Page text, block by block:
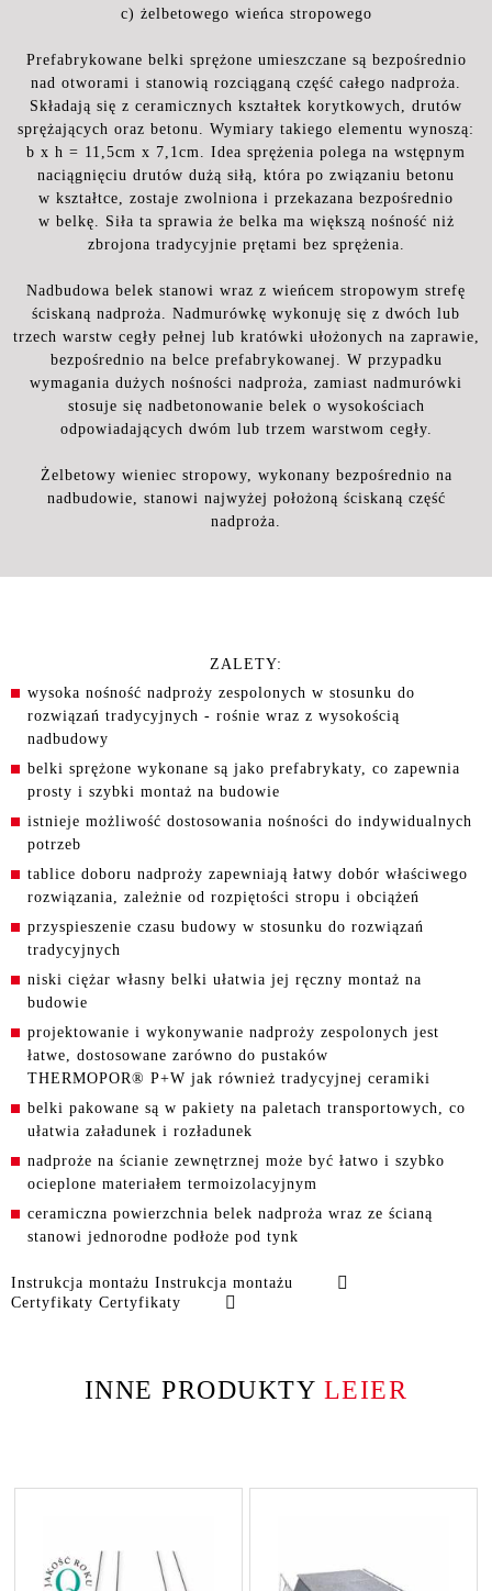
c) żelbetowego wieńca stropowego
Prefabrykowane belki sprężone umieszczane są bezpośrednio
nad otworami i stanowią rozciąganą część całego nadproża.
Składają się z ceramicznych kształtek korytkowych, drutów
sprężających oraz betonu. Wymiary takiego elementu wynoszą:
b x h = 11,5cm x 7,1cm. Idea sprężenia polega na wstępnym
naciągnięciu drutów dużą siłą, która po związaniu betonu
w kształtce, zostaje zwolniona i przekazana bezpośrednio
w belkę. Siła ta sprawia że belka ma większą nośność niż
zbrojona tradycyjnie prętami bez sprężenia.
Nadbudowa belek stanowi wraz z wieńcem stropowym strefę
ściskaną nadproża. Nadmurówkę wykonuję się z dwóch lub
trzech warstw cegły pełnej lub kratówki ułożonych na zaprawie,
bezpośrednio na belce prefabrykowanej. W przypadku
wymagania dużych nośności nadproża, zamiast nadmurówki
stosuje się nadbetonowanie belek o wysokościach
odpowiadających dwóm lub trzem warstwom cegły.
Żelbetowy wieniec stropowy, wykonany bezpośrednio na
nadbudowie, stanowi najwyżej położoną ściskaną część
nadproża.
ZALETY:
wysoka nośność nadproży zespolonych w stosunku do
rozwiązań tradycyjnych - rośnie wraz z wysokością
nadbudowy
belki sprężone wykonane są jako prefabrykaty, co zapewnia
prosty i szybki montaż na budowie
istnieje możliwość dostosowania nośności do indywidualnych
potrzeb
tablice doboru nadproży zapewniają łatwy dobór właściwego
rozwiązania, zależnie od rozpiętości stropu i obciążeń
przyspieszenie czasu budowy w stosunku do rozwiązań
tradycyjnych
niski ciężar własny belki ułatwia jej ręczny montaż na
budowie
projektowanie i wykonywanie nadproży zespolonych jest
łatwe, dostosowane zarówno do pustaków
THERMOPOR® P+W jak również tradycyjnej ceramiki
belki pakowane są w pakiety na paletach transportowych, co
ułatwia załadunek i rozładunek
nadproże na ścianie zewnętrznej może być łatwo i szybko
ocieplone materiałem termoizolacyjnym
ceramiczna powierzchnia belek nadproża wraz ze ścianą
stanowi jednorodne podłoże pod tynk
Instrukcja montażu Instrukcja montażu
Certyfikaty Certyfikaty
INNE PRODUKTY LEIER